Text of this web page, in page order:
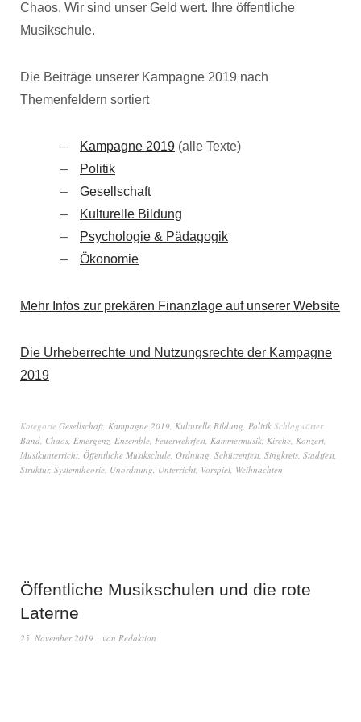
Chaos. Wir sind unser Geld wert. Ihre öffentliche
Musikschule.
Die Beiträge unserer Kampagne 2019 nach
Themenfeldern sortiert
Kampagne 2019 (alle Texte)
Politik
Gesellschaft
Kulturelle Bildung
Psychologie & Pädagogik
Ökonomie
Mehr Infos zur prekären Finanzlage auf unserer Website
Die Urheberrechte und Nutzungsrechte der Kampagne
2019
Kategorie Gesellschaft, Kampagne 2019, Kulturelle Bildung, Politik Schlagwörter
Band, Chaos, Emergenz, Ensemble, Feuerwehrfest, Kammermusik, Kirche, Konzert,
Musikunterricht, Öffentliche Musikschule, Ordnung, Schützenfest, Singkreis, Stadtfest,
Struktur, Systemtheorie, Unordnung, Unterricht, Vorspiel, Weihnachten
Öffentliche Musikschulen und die rote
Laterne
25. November 2019 von Redaktion